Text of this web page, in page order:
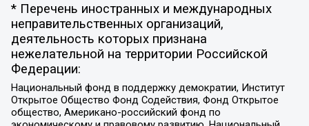
* Перечень иностранных и международных
неправительственных организаций,
деятельность которых признана
нежелательной на территории Российской
Федерации:
Национальный фонд в поддержку демократии, Институт
Открытое Общество Фонд Содействия, Фонд Открытое
общество, Американо-российский фонд по